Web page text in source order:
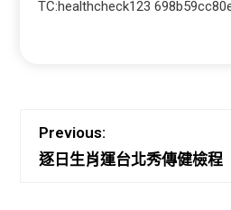
TC:healthcheck123
Previous:
逐日生肖運台北秀傳健檢程